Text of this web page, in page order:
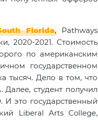
Florida, Pathways
2020-2021. Стоимость
по американским
государственном
тысяч. Дело в том, что
студент получил
И это государственный
Liberal Arts College,